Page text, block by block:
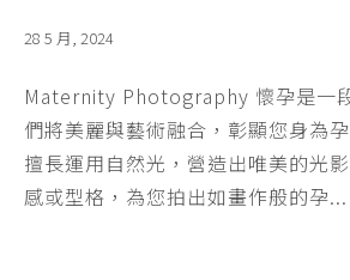
28 5 月, 2024
Maternity Photography 懷孕是一
們將美麗與藝術融合，彰顯您身為
擅長運用自然光，營造出唯美的光
感或型格，為您拍出如畫作般的孕...